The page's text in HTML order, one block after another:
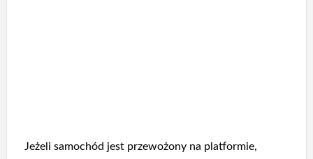
Jeżeli samochód jest przewożony na platformie,